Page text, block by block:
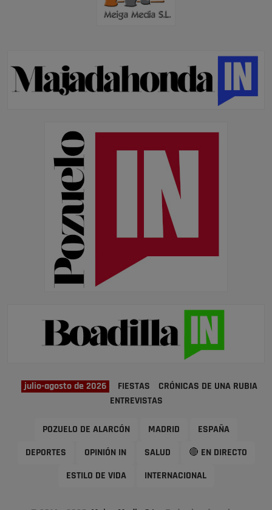
julio-agosto de 2026 FIESTAS
CRÓNICAS DE UNA RUBIA
ENTREVISTAS
POZUELO DE ALARCÓN MADRID ESPAÑA
DEPORTES OPINIÓN IN SALUD 🔴 EN DIRECTO
ESTILO DE VIDA INTERNACIONAL